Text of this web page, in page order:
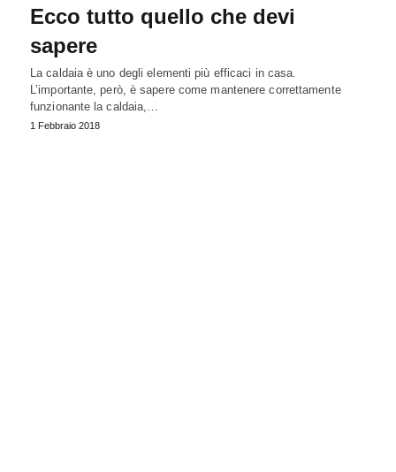
Ecco tutto quello che devi
sapere
La caldaia è uno degli elementi più efficaci in casa.
L’importante, però, è sapere come mantenere correttamente
funzionante la caldaia,…
1 Febbraio 2018